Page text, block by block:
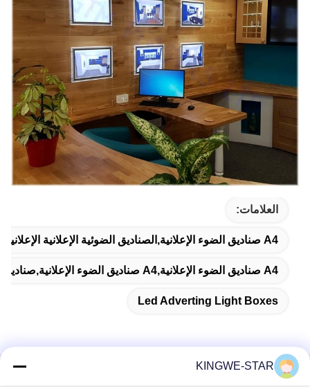
العلامات:
A4 صناديق الضوء الإعلانية,الصناديق الضوئية الإعلانية الإعلانية,صناديق الضوء الإعلانية
A4 صناديق الضوء الإعلانية,a4 صناديق الضوء الإعلانية,صناديق ضوئية للدعاية بالتجزئة
Led Adverting Light Boxes
KINGWE-STAR